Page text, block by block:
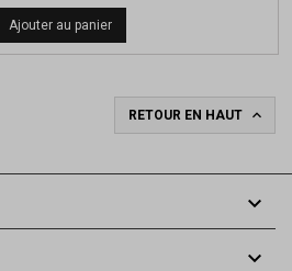
base
Ajouter au panier
RETOUR EN HAUT 

